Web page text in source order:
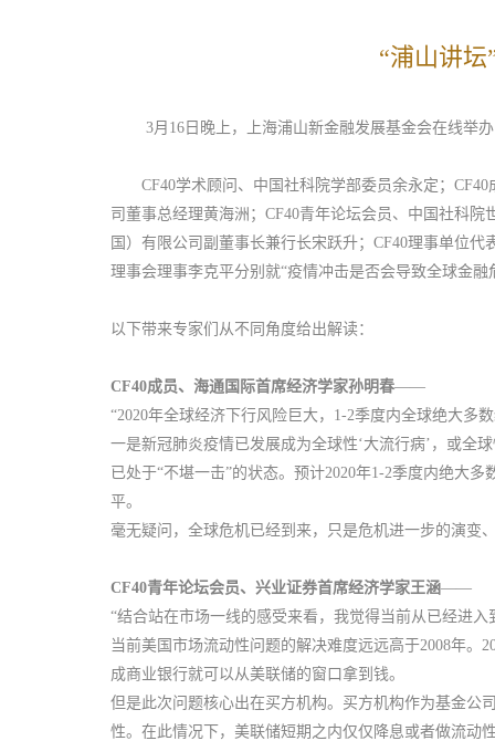
“浦山讲
3月16日晚上，上海浦山新金融发展基金会在线举办
CF40学术顾问、中国社科院学部委员余永定；CF40
司董事总经理黄海洲；CF40青年论坛会员、中国社科
国）有限公司副董事长兼行长宋跃升；CF40理事单位
理事会理事李克平分别就“疫情冲击是否会导致全球金融
以下带来专家们从不同角度给出解读：
CF40成员、海通国际首席经济学家孙明春——
“2020年全球经济下行风险巨大，1-2季度内全球绝大多
一是新冠肺炎疫情已发展成为全球性‘大流行病’，或全
已处于“不堪一击”的状态。预计2020年1-2季度内绝大
平。
毫无疑问，全球危机已经到来，只是危机进一步的演变
CF40青年论坛会员、兴业证券首席经济学家王涵——
“结合站在市场一线的感受来看，我觉得当前从已经进
当前美国市场流动性问题的解决难度远远高于2008年
成商业银行就可以从美联储的窗口拿到钱。
但是此次问题核心出在买方机构。买方机构作为基金公
性。在此情况下，美联储短期之内仅仅降息或者做流动